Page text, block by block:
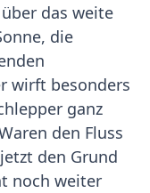
das weite
die
wirft besonders
ganz
den Fluss
den Grund
noch weiter